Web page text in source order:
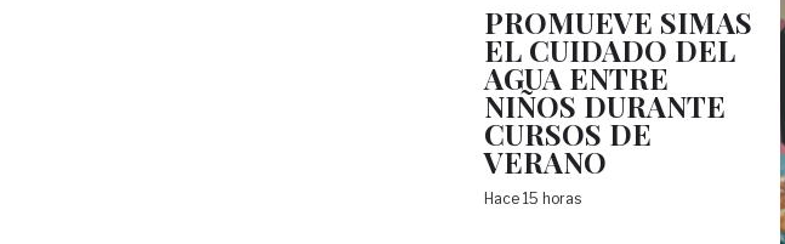
PROMUEVE SIMAS
EL CUIDADO DEL
AGUA ENTRE
NIÑOS DURANTE
CURSOS DE
VERANO
Hace 15 horas